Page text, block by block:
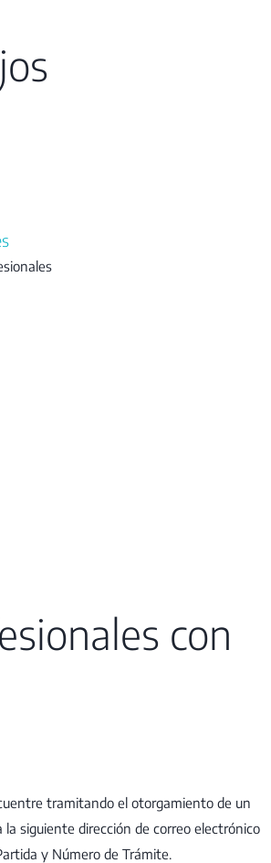
con
tramitando el otorgamiento de un
siguiente dirección de correo electrónico
y Número de Trámite.